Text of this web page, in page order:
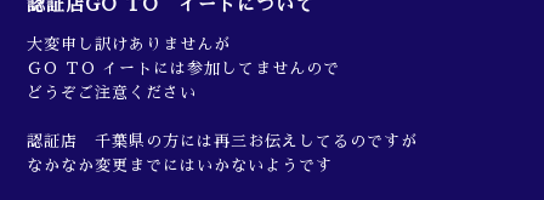
認証店GO TO イートについて
大変申し訳けありませんが
ＧO ＴO イートには参加してませんので
どうぞご注意ください
認証店 千葉県の方には再三お伝えしてるのですが
なかなか変更までにはいかないようです